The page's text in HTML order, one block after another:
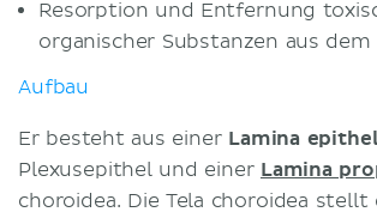
Resorption und Entfernung
organischer Substanzen aus
Aufbau
Er besteht aus einer Lamina
Plexusepithel und einer Lamina
choroidea. Die Tela choroidea stellt